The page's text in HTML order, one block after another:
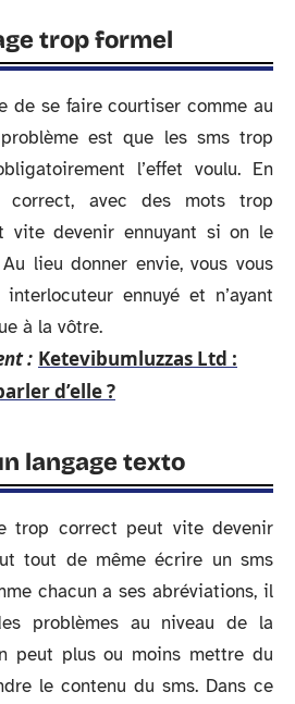
trop formel
de se faire courtiser comme au
est que les sms trop
l’effet voulu. En
correct, avec des mots trop
vite devenir ennuyant si on le
lieu donner envie, vous vous
ennuyé et n’ayant
à la vôtre.
: Ketevibumluzzas Ltd :
d’elle ?
langage texto
trop correct peut vite devenir
tout de même écrire un sms
chacun a ses abréviations, il
problèmes au niveau de la
peut plus ou moins mettre du
le contenu du sms. Dans ce